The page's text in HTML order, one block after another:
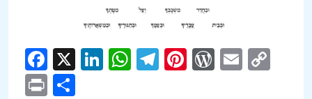
Facebook
X LinkedIn
WhatsApp
Telegram
PinterestEmail
Print